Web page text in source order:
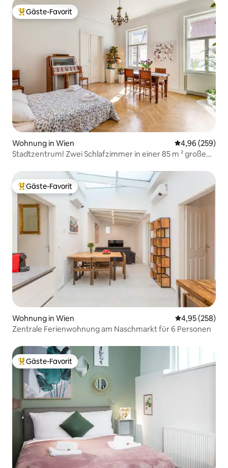
Beliebter Gäste-Favorit.
Gäste-Favorit
Wohnung in Wien
4,96 (259)
Stadtzentrum! Zwei Schlafzimmer in einer 85 m ² großen
Beliebter Gäste-Favorit.
Gäste-Favorit
Wohnung in Wien
4,95 (258)
Zentrale Ferienwohnung am Naschmarkt für 6 Personen
Beliebter Gäste-Favorit.
Gäste-Favorit